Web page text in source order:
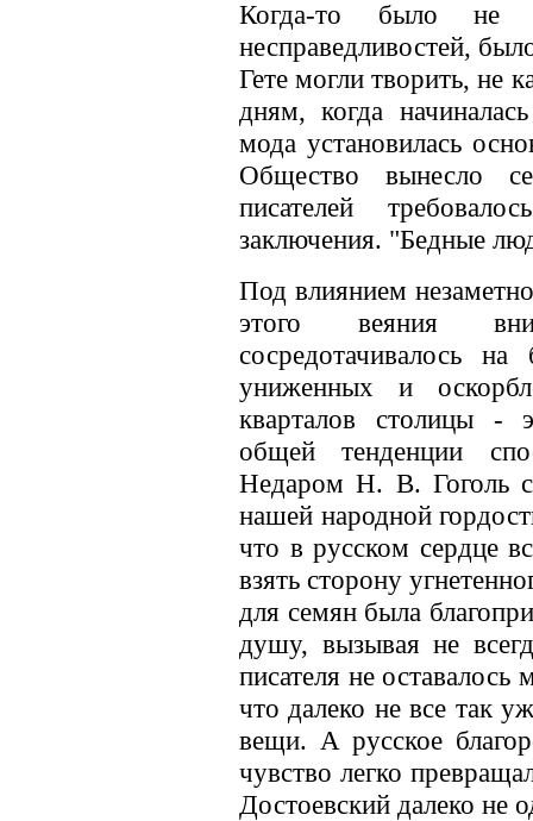
Когда-то было не
несправедливостей,
Гете могли творить, не
дням, когда
мода установилась
Общество вынесло
писателей
заключения. "Бедные
Под влиянием
этого веяния
сосредотачивалось
униженных и
кварталов столицы -
общей тенденции
Недаром Н. В. Гоголь
нашей народной
что в русском сердце
взять сторону
для семян была
душу, вызывая не
писателя не оставалось
что далеко не все так
вещи. А русское
чувство легко
Достоевский далеко не